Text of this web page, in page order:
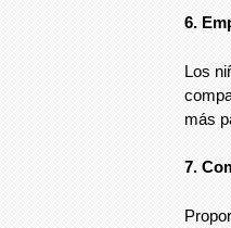
6.
Los
más
7.